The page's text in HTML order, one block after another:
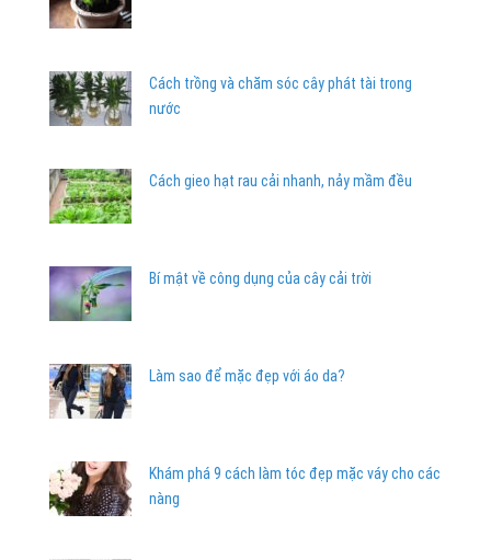
Cách trồng và chăm sóc cây phát tài trong
nước
Cách gieo hạt rau cải nhanh, nảy mầm đều
Bí mật về công dụng của cây cải trời
Làm sao để mặc đẹp với áo da?
Khám phá 9 cách làm tóc đẹp mặc váy cho các
nàng